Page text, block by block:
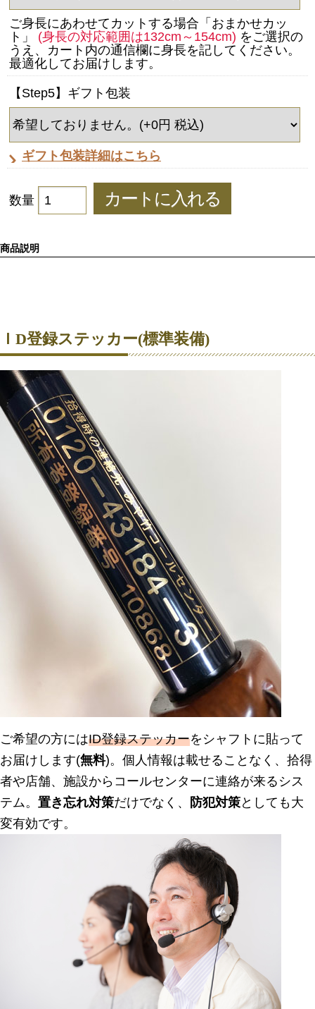
ご身長にあわせてカットする場合「おまかせカッ
ト」 (身長の対応範囲は132cm～154cm) をご選択の
うえ、カート内の通信欄に身長を記してください。
最適化してお届けします。
【Step5】ギフト包装
ギフト包装詳細はこちら
数量
商品説明
ＩD登録ステッカー(標準装備)
ご希望の方にはID登録ステッカーをシャフトに貼って
お届けします(無料)。個人情報は載せることなく、拾得
者や店舗、施設からコールセンターに連絡が来るシス
テム。 置き忘れ対策だけでなく、 防犯対策としても大
変有効です。